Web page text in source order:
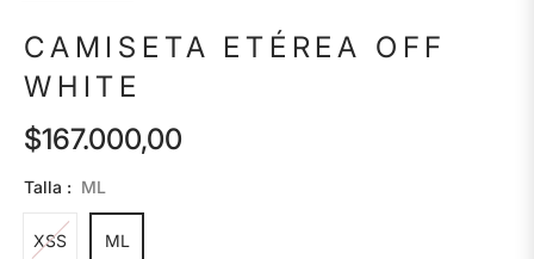
CAMISETA ETÉREA OFF
WHITE
Precio
habitual
$167.000,00
Talla : ML
XSS ML